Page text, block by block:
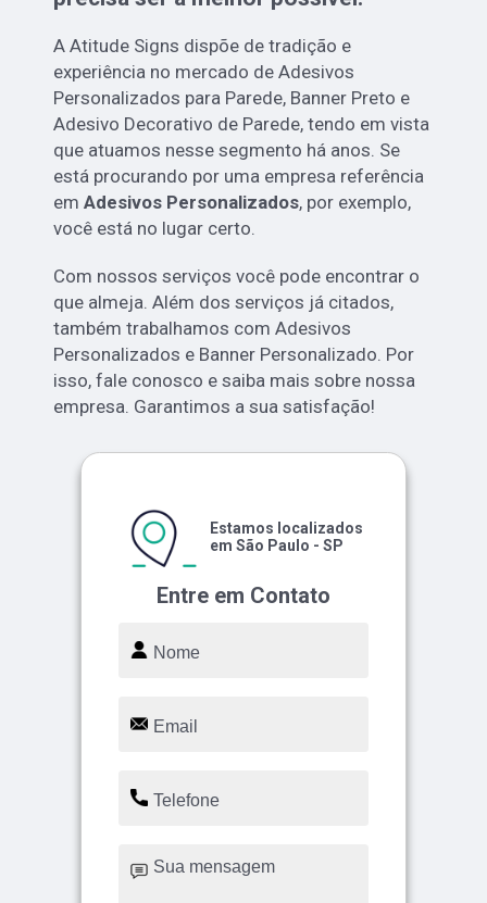
A Atitude Signs dispõe de tradição e
experiência no mercado de Adesivos
Personalizados para Parede, Banner Preto e
Adesivo Decorativo de Parede, tendo em vista
que atuamos nesse segmento há anos. Se
está procurando por uma empresa referência
emAdesivos Personalizados, por exemplo,
você está no lugar certo.
Com nossos serviços você pode encontrar o
que almeja. Além dos serviços já citados,
também trabalhamos com Adesivos
Personalizados e Banner Personalizado. Por
isso, fale conosco e saiba mais sobre nossa
empresa. Garantimos a sua satisfação!
Entre em Contato
Estamos localizados
em São Paulo - SP